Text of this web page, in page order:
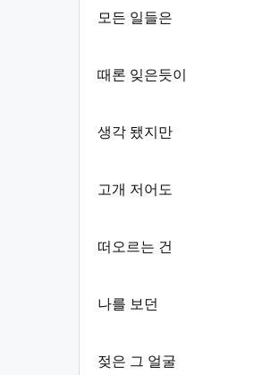
모든 일들은
때론 잊은듯이
생각 됐지만
고개 저어도
떠오르는 건
나를 보던
젖은 그 얼굴